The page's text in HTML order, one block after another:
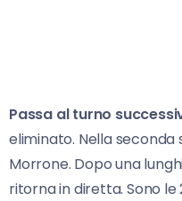
Passa al turno
eliminato. Nella seconda
Morrone. Dopo una
ritorna in diretta. Sono le